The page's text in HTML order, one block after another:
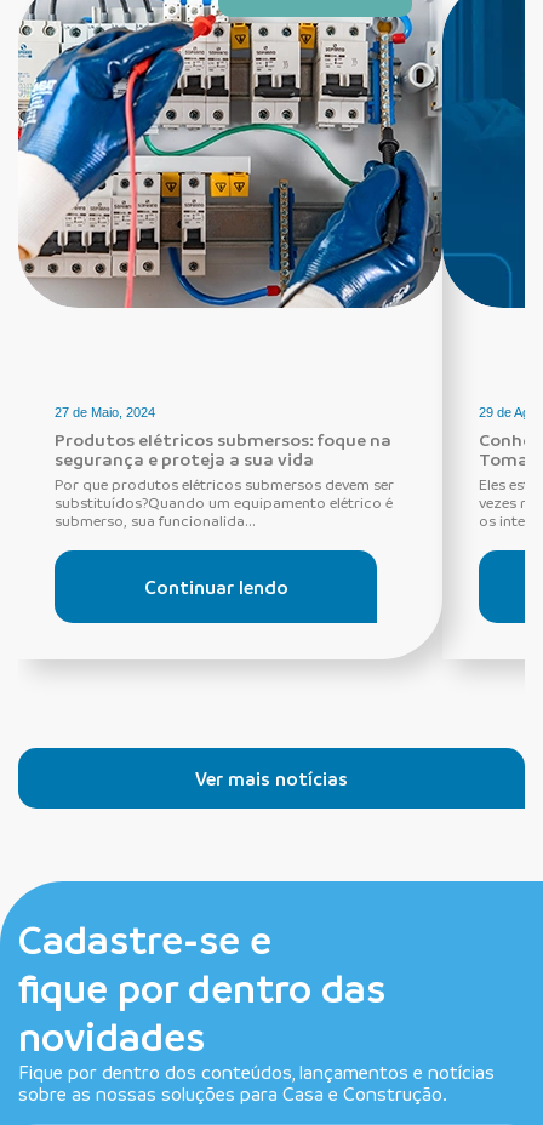
27 de Maio, 2024
Produtos elétricos submersos: foque na
segurança e proteja a sua vida
Por que produtos elétricos submersos devem ser
substituídos?Quando um equipamento elétrico é
submerso, sua funcionalida...
Continuar lendo
29 de
Eles
vezes
os
Ver mais notícias
Cadastre-se e
fique por dentro das
novidades
Fique por dentro dos conteúdos, lançamentos e notícias
sobre as nossas soluções para Casa e Construção.